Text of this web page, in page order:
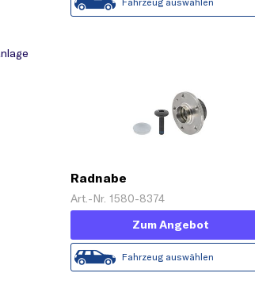
Radnabe
Art.-Nr. 1580-8374
Zum Angebot
Fahrzeug auswählen